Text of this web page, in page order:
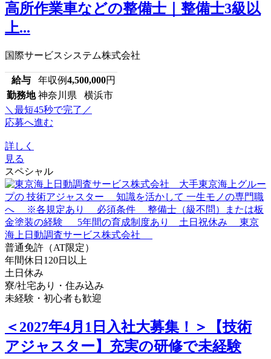
高所作業車などの整備士｜整備士3級以
上...
国際サービスシステム株式会社
給与 年収例4,500,000円
勤務地 神奈川県 横浜市
＼最短45秒で完了／
応募へ進む
詳しく
見る
スペシャル
普通免許（AT限定）
年間休日120日以上
土日休み
寮/社宅あり・住み込み
未経験・初心者も歓迎
＜2027年4月1日入社大募集！＞【技術
アジャスター】充実の研修で未経験